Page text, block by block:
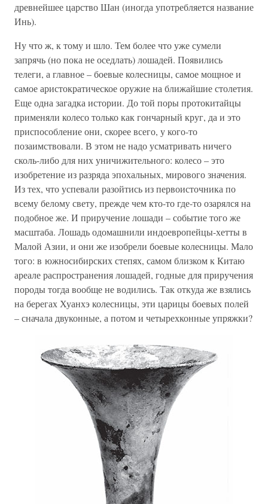
древнейшее царство Шан (иногда употребляется название
Инь).
Ну что ж, к тому и шло. Тем более что уже сумели
запрячь (но пока не оседлать) лошадей. Появились
телеги, а главное – боевые колесницы, самое мощное и
самое аристократическое оружие на ближайшие столетия.
Еще одна загадка истории. До той поры протокитайцы
применяли колесо только как гончарный круг, да и это
приспособление они, скорее всего, у кого-то
позаимствовали. В этом не надо усматривать ничего
сколь-либо для них уничижительного: колесо – это
изобретение из разряда эпохальных, мирового значения.
Из тех, что успевали разойтись из первоисточника по
всему белому свету, прежде чем кто-то где-то озарялся на
подобное же. И приручение лошади – событие того же
масштаба. Лошадь одомашнили индоевропейцы-хетты в
Малой Азии, и они же изобрели боевые колесницы. Мало
того: в южносибирских степях, самом близком к Китаю
ареале распространения лошадей, годные для приручения
породы тогда вообще не водились. Так откуда же взялись
на берегах Хуанхэ колесницы, эти царицы боевых полей
– сначала двуконные, а потом и четырехконные упряжки?